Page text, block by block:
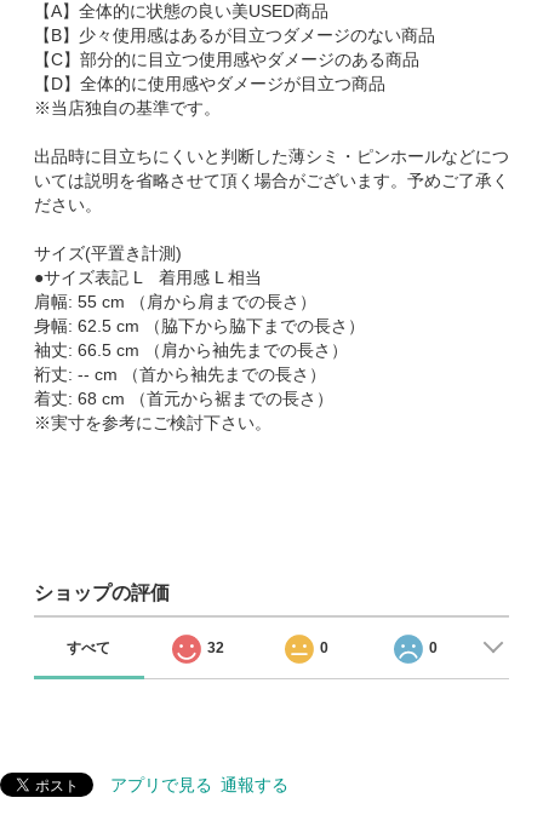
【A】全体的に状態の良い美USED商品
【B】少々使用感はあるが目立つダメージのない商品
【C】部分的に目立つ使用感やダメージのある商品
【D】全体的に使用感やダメージが目立つ商品
※当店独自の基準です。
出品時に目立ちにくいと判断した薄シミ・ピンホールなどにつ
いては説明を省略させて頂く場合がございます。予めご了承く
ださい。
サイズ(平置き計測)
●サイズ表記 L 着用感 L 相当
肩幅: 55 cm （肩から肩までの長さ）
身幅: 62.5 cm （脇下から脇下までの長さ）
袖丈: 66.5 cm （肩から袖先までの長さ）
裄丈: -- cm （首から袖先までの長さ）
着丈: 68 cm （首元から裾までの長さ）
※実寸を参考にご検討下さい。
ショップの評価
すべて 32 0 0
アプリで見る 通報する